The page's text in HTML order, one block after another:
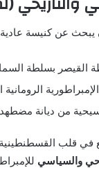
يبحث عن كنيسة
القيصر بسلطة
من ديانة
والسياسي